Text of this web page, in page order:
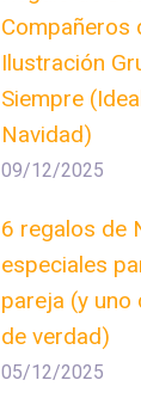
Compañeros
Ilustración
Siempre
Navidad)
09/12/2025
6 regalos de
especiales
pareja (y uno
de verdad)
05/12/2025